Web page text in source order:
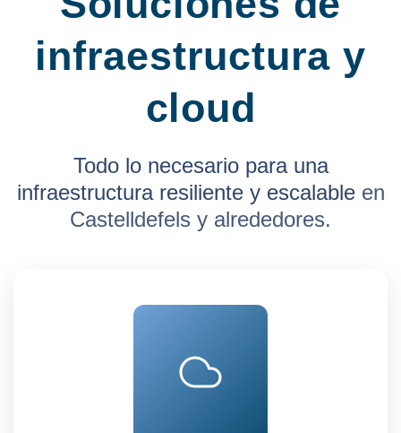
infraestructura y
cloud
Todo lo necesario para una
infraestructura resiliente y escalable en
Castelldefels y alrededores.